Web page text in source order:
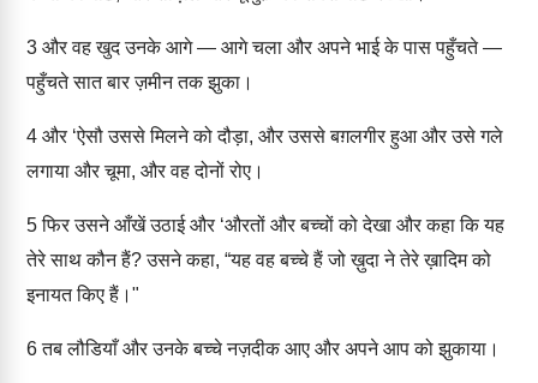
3 और वह खुद उनके आगे — आगे चला और अपने भाई के पास पहुँचते —
पहुँचते सात बार ज़मीन तक झुका।
4 और ‘ऐसौ उससे मिलने को दौड़ा, और उससे बग़लगीर हुआ और उसे गले
लगाया और चूमा, और वह दोनों रोए।
5फिर उसने आँखें उठाई और ‘औरतों और बच्चों को देखा और कहा कि यह
तेरे साथ कौन हैं? उसने कहा, “यह वह बच्चे हैं जो ख़ुदा ने तेरे ख़ादिम को
इनायत किए हैं।"
6तब लौडियाँ और उनके बच्चे नज़दीक आए और अपने आप को झुकाया।